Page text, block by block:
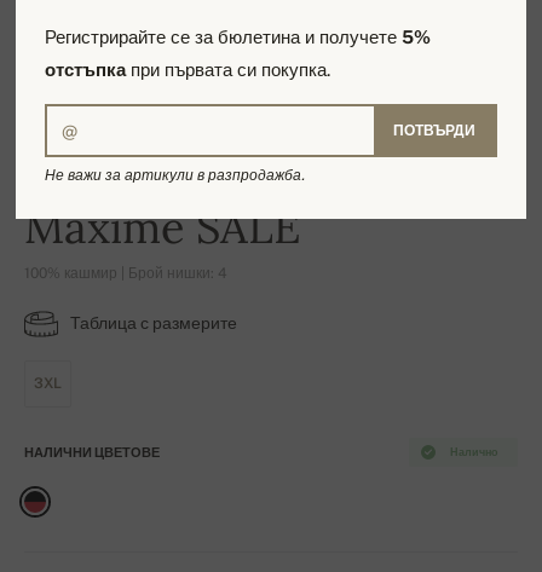
-16%
Maxime SALE
100% кашмир | Брой нишки: 4
Таблица с размерите
3XL
Налично
НАЛИЧНИ ЦВЕТОВЕ
Регистрирайте се за бюлетина и получете5%
отстъпкапри първата си покупка.
ПОТВЪРДИ
Не важи за артикули в разпродажба.